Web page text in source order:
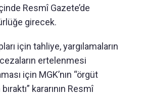
Resmî Gazete’de
girecek.
için tahliye, yargılamaların
ertelenmesi
için MGK’nın “örgüt
kararının Resmî